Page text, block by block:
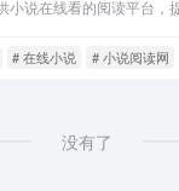
# 在线小说 # 小说阅读网
没有了